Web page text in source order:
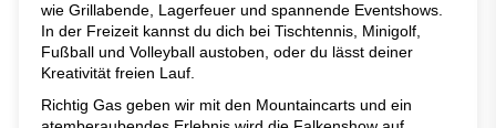
wie Grillabende, Lagerfeuer und spannende Eventshows.
In der Freizeit kannst du dich bei Tischtennis, Minigolf,
Fußball und Volleyball austoben, oder du lässt deiner
Kreativität freien Lauf.
Richtig Gas geben wir mit den Mountaincarts und ein